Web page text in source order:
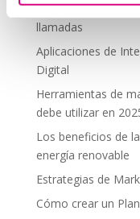
Centralitas
llamadas
Aplicaciones de
Digital
Herramientas de
debe utilizar en
Los beneficios de
energía renovable
Estrategias de
Cómo crear un